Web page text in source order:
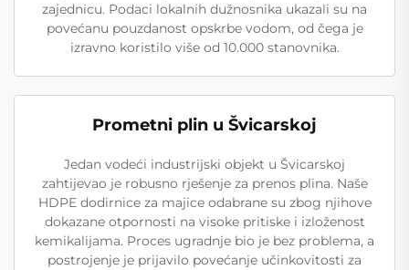
zajednicu. Podaci lokalnih dužnosnika ukazali su na
povećanu pouzdanost opskrbe vodom, od čega je
izravno koristilo više od 10.000 stanovnika.
Prometni plin u Švicarskoj
Jedan vodeći industrijski objekt u Švicarskoj
zahtijevao je robusno rješenje za prenos plina. Naše
HDPE dodirnice za majice odabrane su zbog njihove
dokazane otpornosti na visoke pritiske i izloženost
kemikalijama. Proces ugradnje bio je bez problema, a
postrojenje je prijavilo povećanje učinkovitosti za